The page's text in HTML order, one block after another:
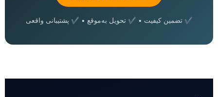
✔ تضمین کیفیت • ✔ تحویل به‌موقع • ✔ پشتیبانی واقعی